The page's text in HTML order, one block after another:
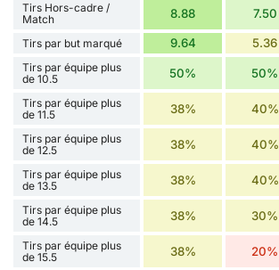
Tirs Hors-cadre /
Match
8.88 7.50
Tirs par but marqué 9.64 5.36
Tirs par équipe plus
de 10.5
50% 50%
Tirs par équipe plus
de 11.5
38% 40%
Tirs par équipe plus
de 12.5
38% 40%
Tirs par équipe plus
de 13.5
38% 40%
Tirs par équipe plus
de 14.5
38% 30%
Tirs par équipe plus
de 15.5
38% 20%